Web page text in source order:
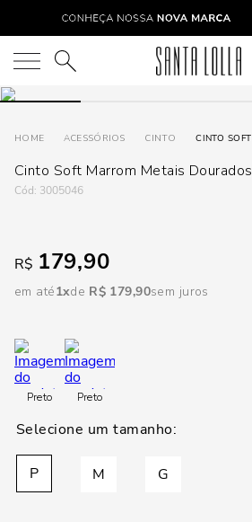
O que você está procurando?
ACESSÓRIOS CINTO
Cinto Soft Marrom Metais Dourados
: 3005046
R$ 179,90
em até1 R$ 179,90sem juros
Preto Preto
P M G